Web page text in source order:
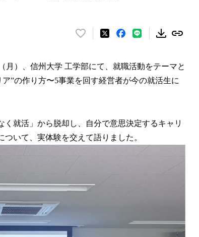
い
！
数
込
み
中
月）、信州大学 工学部にて、就職活動をテーマと
”の作り方〜5事業を回す経営者が今の就活生に
就活」から脱却し、自分で意思決定するキャリ
いて、実体験を交えて語りました。